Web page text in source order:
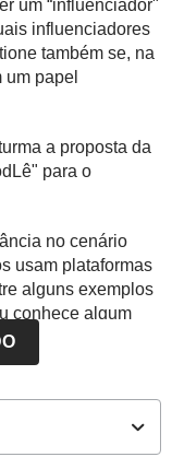
um “influenciador"
influenciadores
também se, na
papel
a proposta da
para o
no cenário
usam plataformas
alguns exemplos
conhece algum
a ler algo? Como
criando um